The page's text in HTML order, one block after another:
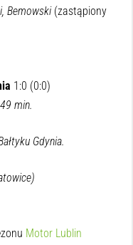
Bemowski(zastąpiony
1:0 (0:0)
min.
Gdynia.
Motor Lublin